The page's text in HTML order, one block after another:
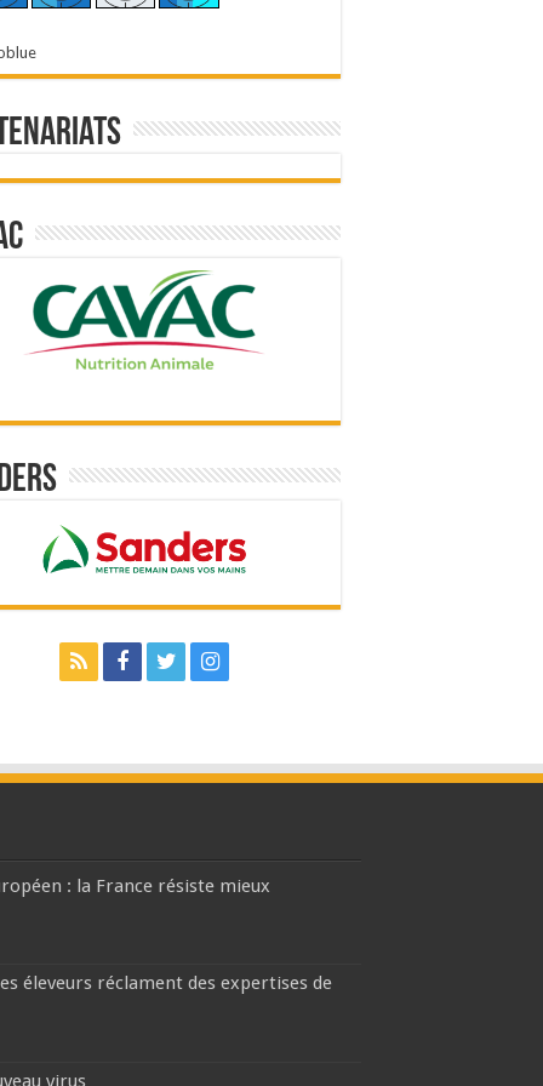
: la France résiste mieux
éleveurs réclament des expertises de
virus